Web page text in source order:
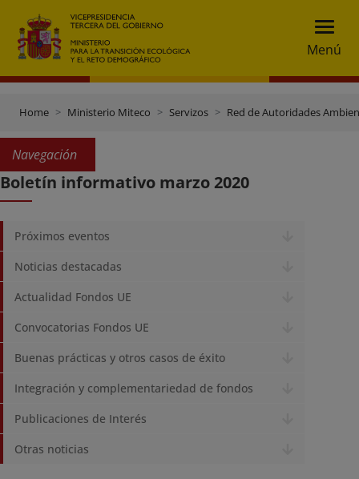
Menú
Home Ministerio Miteco Servizos Red de Autoridades
Navegación
Boletín informativo marzo 2020
Próximos eventos
Noticias destacadas
Actualidad Fondos UE
Convocatorias Fondos UE
Buenas prácticas y otros casos de éxito
Integración y complementariedad de fondos
Publicaciones de Interés
Otras noticias